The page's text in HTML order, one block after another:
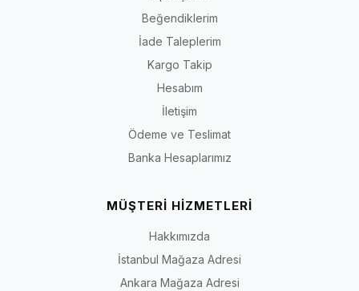
Beğendiklerim
İade Taleplerim
Kargo Takip
Hesabım
İletişim
Ödeme ve Teslimat
Banka Hesaplarımız
MÜŞTERİ HİZMETLERİ
Hakkımızda
İstanbul Mağaza Adresi
Ankara Mağaza Adresi